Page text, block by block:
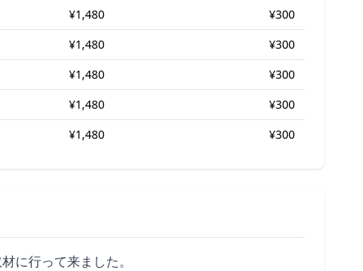
¥1,480
¥300
¥1,480
¥300
¥1,480
¥300
¥1,480
¥300
¥1,480
¥300
に行って来ました。